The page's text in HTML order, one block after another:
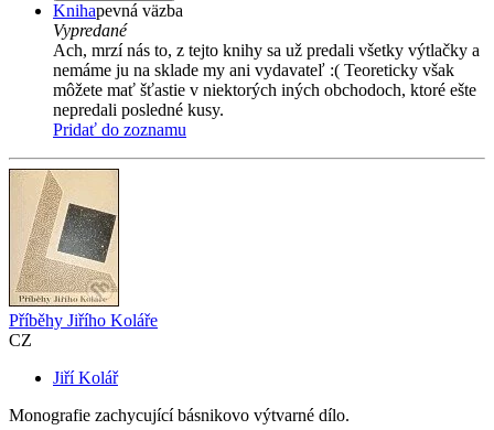
Knihapevná väzba
Vypredané
Ach, mrzí nás to, z tejto knihy sa už predali všetky výtlačky a
nemáme ju na sklade my ani vydavateľ :( Teoreticky však
môžete mať šťastie v niektorých iných obchodoch, ktoré ešte
nepredali posledné kusy.
Pridať do zoznamu
Příběhy Jiřího Koláře
CZ
Jiří Kolář
Monografie zachycující básnikovo výtvarné dílo.